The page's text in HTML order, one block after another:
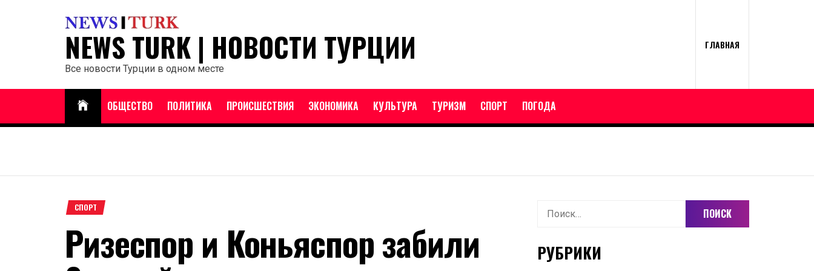
NEWS TURK | НОВОСТИ ТУРЦИИ
Все новости Турции в одном месте
ГЛАВНАЯ
ОБЩЕСТВО ПОЛИТИКА ПРОИСШЕСТВИЯ ЭКОНОМИКА КУЛЬТУРА ТУРИЗМ СПОРТ ПОГОДА
СПОРТ
Ризеспор и Коньяспор забили
Найти:
РУБРИКИ